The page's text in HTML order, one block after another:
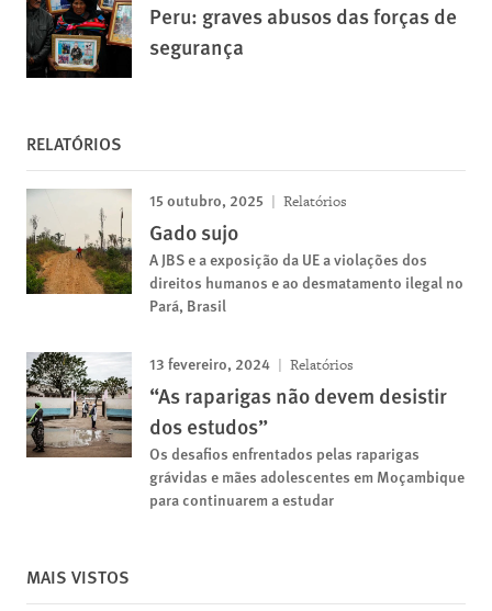
Peru: graves abusos das forças de
segurança
RELATÓRIOS
15 outubro, 2025 Relatórios
Gado sujo
A JBS e a exposição da UE a violações dos
direitos humanos e ao desmatamento ilegal no
Pará, Brasil
13 fevereiro, 2024 Relatórios
“As raparigas não devem desistir
dos estudos”
Os desafios enfrentados pelas raparigas
grávidas e mães adolescentes em Moçambique
para continuarem a estudar
MAIS VISTOS